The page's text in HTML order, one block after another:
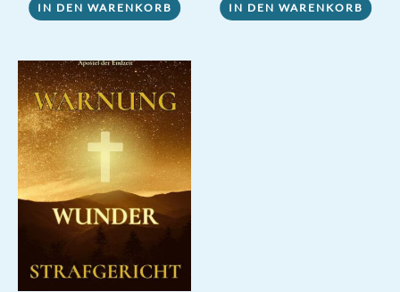
IN DEN WARENKORB IN DEN WARENKORB